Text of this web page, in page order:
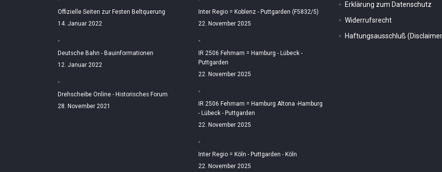
Offizielle Seiten zur Festen Beltquerung
14. Januar 2022
Deutsche Bahn - Bauinformationen
12. Januar 2022
Drehscheibe Online - Historisches Forum
28. November 2021
Inter Regio = Koblenz - Puttgarden (F5832/5)
22. November 2025
IR 2506 Fehmarn = Hamburg - Lübeck -
Puttgarden
22. November 2025
IR 2506 Fehmarn = Hamburg Altona -Hamburg
- Lübeck - Puttgarden
22. November 2025
Inter Regio = Köln - Puttgarden - Köln
22. November 2025
Erklärung zum Datenschutz
Widerrufsrecht
Haftungsausschluß